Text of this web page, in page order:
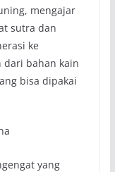
mengajar
sutra dan
ke
dari bahan kain
bisa dipakai
yang